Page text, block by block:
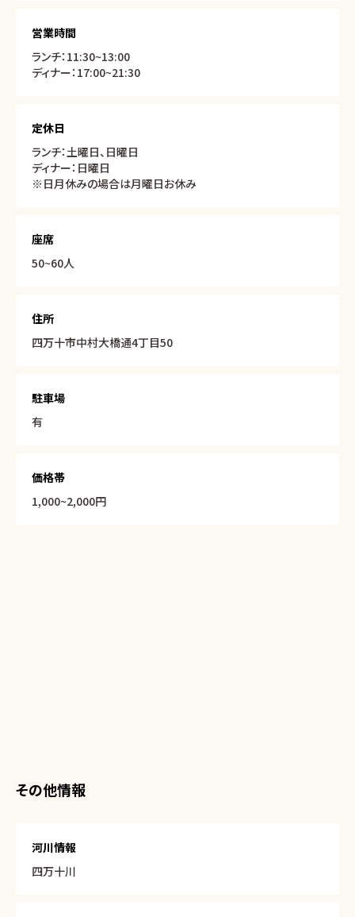
営業時間
ランチ：11:30~13:00
ディナー：17:00~21:30
定休日
ランチ：土曜日、日曜日
ディナー：日曜日
※日月休みの場合は月曜日お休み
座席
50~60人
住所
四万十市中村大橋通4丁目50
駐車場
有
価格帯
1,000~2,000円
その他情報
河川情報
四万十川